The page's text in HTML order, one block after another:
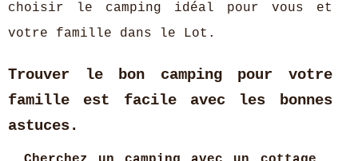
choisir le camping idéal pour vous et
votre famille dans le Lot.
Trouver le bon camping pour votre
famille est facile avec les bonnes
astuces.